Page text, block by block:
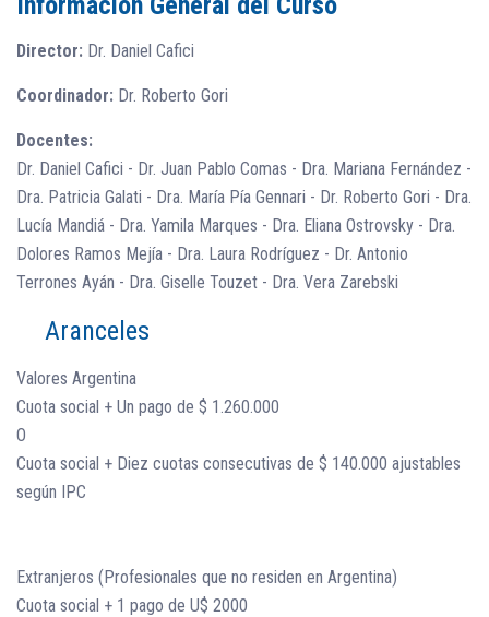
Director: Dr. Daniel Cafici
Coordinador: Dr. Roberto Gori
Docentes:
Dr. Daniel Cafici - Dr. Juan Pablo Comas - Dra. Mariana Fernández -
Dra. Patricia Galati - Dra. María Pía Gennari - Dr. Roberto Gori - Dra.
Lucía Mandiá - Dra. Yamila Marques - Dra. Eliana Ostrovsky - Dra.
Dolores Ramos Mejía - Dra. Laura Rodríguez - Dr. Antonio
Terrones Ayán - Dra. Giselle Touzet - Dra. Vera Zarebski
Aranceles
Valores Argentina
Cuota social + Un pago de $ 1.260.000
O
Cuota social + Diez cuotas consecutivas de $ 140.000 ajustables
según IPC
Extranjeros (Profesionales que no residen en Argentina)
Cuota social + 1 pago de U$ 2000